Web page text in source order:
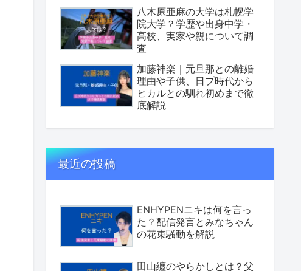
八木原亜麻の大学は札幌学
院大学？学歴や出身中学・
高校、実家や親について調
査
加藤神楽｜元旦那との離婚
理由や子供、日プ時代から
ヒカルとの馴れ初めまで徹
底解説
最近の投稿
ENHYPENニキは何を言っ
た？配信発言とみなちゃん
の花束騒動を解説
田山纏のやらかしとは？父